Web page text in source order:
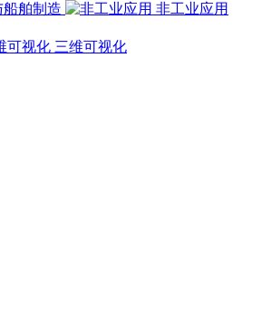
舶制造 非工业应用
三维可视化